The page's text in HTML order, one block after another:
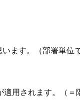
ます。（部署単位
用されます。（＝